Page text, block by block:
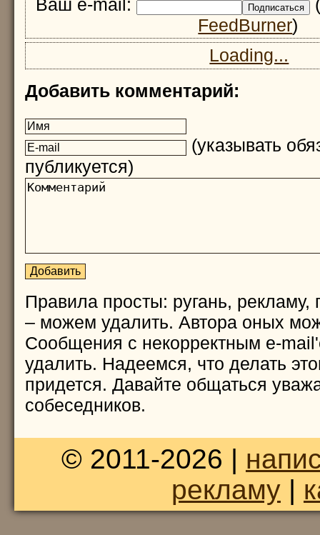
Ваш e-mail:
FeedBurner)
Loading...
Добавить комментарий:
(указывать
публикуется)
Правила просты: ругань, рекламу,
– можем удалить. Автора оных
Сообщения с некорректным e-
удалить. Надеемся, что делать
придется. Давайте общаться
собеседников.
© 2011-2026 |
рекламу|